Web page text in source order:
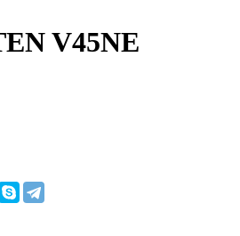
V45NE